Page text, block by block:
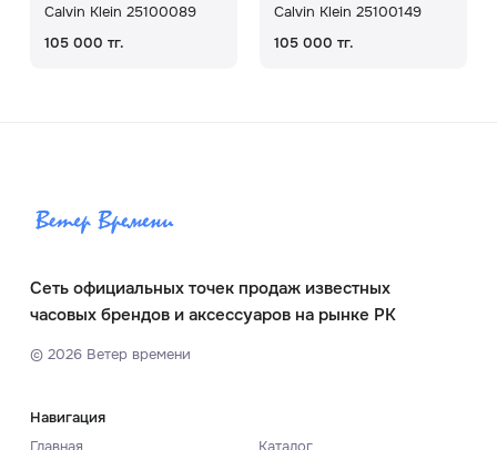
Calvin Klein 25100089
105 000 тг.
Calvin Klein 25100149
105 000 тг.
Сеть официальных точек продаж известных
часовых брендов и аксессуаров на рынке РК
© 2026Ветер времени
Навигация
Главная
Каталог